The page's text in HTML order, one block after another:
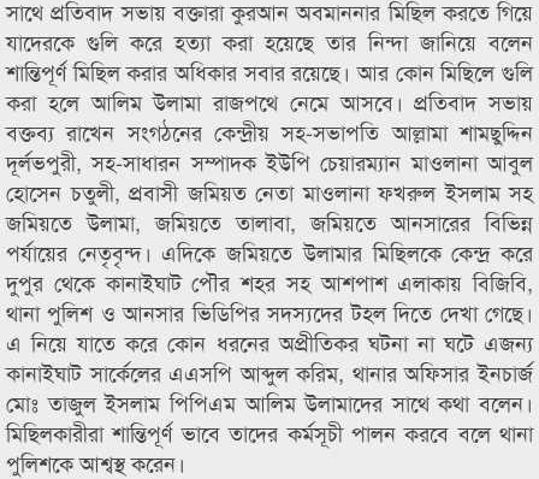
সাথে প্রতিবাদ সভায় বক্তারা কুরআন অবমাননার মিছিল করতে গিয়ে
যাদেরকে গুলি করে হত্যা করা হয়েছে তার নিন্দা জানিয়ে বলেন
শান্তিপূর্ণ মিছিল করার অধিকার সবার রয়েছে। আর কোন মিছিলে গুলি
করা হলে আলিম উলামা রাজপথে নেমে আসবে। প্রতিবাদ সভায়
বক্তব্য রাখেন সংগঠনের কেন্দ্রীয় সহ-সভাপতি আল্লামা শামছুদ্দিন
দূর্লভপুরী, সহ-সাধারন সম্পাদক ইউপি চেয়ারম্যান মাওলানা আবুল
হোসেন চতুলী, প্রবাসী জমিয়ত নেতা মাওলানা ফখরুল ইসলাম সহ
জমিয়তে উলামা, জমিয়তে তালাবা, জমিয়তে আনসারের বিভিন্ন
পর্যায়ের নেতৃবৃন্দ। এদিকে জমিয়তে উলামার মিছিলকে কেন্দ্র করে
দুপুর থেকে কানাইঘাট পৌর শহর সহ আশপাশ এলাকায় বিজিবি,
থানা পুলিশ ও আনসার ভিডিপির সদস্যদের টহল দিতে দেখা গেছে।
এ নিয়ে যাতে করে কোন ধরনের অপ্রীতিকর ঘটনা না ঘটে এজন্য
কানাইঘাট সার্কেলের এএসপি আব্দুল করিম, থানার অফিসার ইনচার্জ
মোঃ তাজুল ইসলাম পিপিএম আলিম উলামাদের সাথে কথা বলেন।
মিছিলকারীরা শান্তিপূর্ণ ভাবে তাদের কর্মসূচী পালন করবে বলে থানা
পুলিশকে আশ্বস্থ করেন।